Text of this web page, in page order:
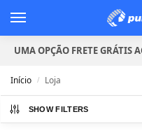
UMA OPÇÃO FRETE GRÁTIS
Início / Loja
SHOW FILTERS